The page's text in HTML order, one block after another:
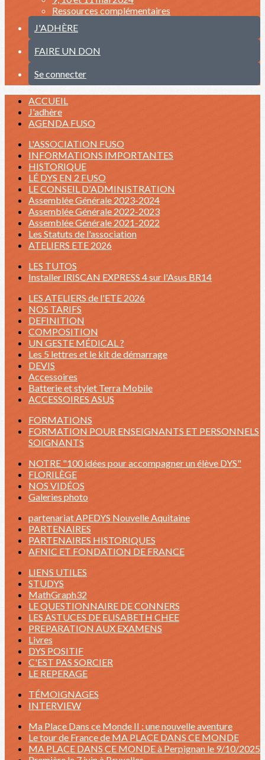
Ressources complémentaires
J'ADHÈRE
FAIRE UN DON
Se connecter
ACCUEIL
J'adhère
AGENDA FUSO
L'ASSOCIATION FUSO
INFORMATIONS IMPORTANTES
HISTORIQUE
LÉ DYS EN 2 FUSO
LE CONSEIL D'ADMINISTRATION
Assemblée Générale 2023-2024
Assemblée Générale 2022-2023
Assemblée Générale 2021-2022
Les Statuts de l'association
ATELIERS ETE 2026
LES TUTOS
Installer IRISCAN EXPRESS 4 sur l'Asus BR14
LES ATELIERS de l'ETE 2026
NOS TARIFS
DEFINITION
COMPOSITION
UN GESTE MÉDICAL ?
Les 5 lettres et le kit de démarrage
DEVIS
Accessoires
Batterie et stylet Terra Mobile
ACCESSOIRES ASUS
FORMATIONS
FORMATION POUR ENSEIGNANTS ET PERSONNELS
SOIGNANTS
NOTRE "100 idées pour accompagner un élève DYS"
FLORILÈGE
NOS VIDÉOS
Galeries photo
partenariat APEDYS Nouvelle Aquitaine
PARTENAIRES
PARTENAIRES HISTORIQUES
AFNIC ET FONDATION DE FRANCE
LIENS UTILES
STUDYS
MathGraph32
LE QUESTIONNAIRE DE CONNERS
LES ASTUCES DE ELISABETH CHEE
PREPARATION AUX EXAMENS
Livres
DYS POSITIF
C'EST PAS SORCIER
LE REPERAGE
TÉMOIGNAGES
INTERVIEW
Ma Place Dans ce Monde II : une nouvelle aventure
Le tour de France de MA PLACE DANS CE MONDE
MA PLACE DANS CE MONDE à Perpignan le 9/10/2025